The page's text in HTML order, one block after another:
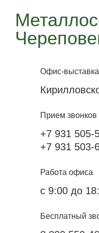
Офис-
Прием звонков
+7 931 505-
+7 931 503-
Работа офиса
с 9:00 до
Бесплатный